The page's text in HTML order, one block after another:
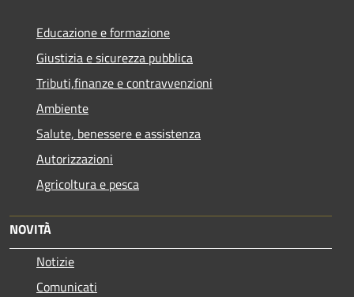
Educazione e formazione
Giustizia e sicurezza pubblica
Tributi,finanze e contravvenzioni
Ambiente
Salute, benessere e assistenza
Autorizzazioni
Agricoltura e pesca
NOVITÀ
Notizie
Comunicati